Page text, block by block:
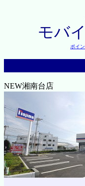
モバ
ポイ
NEW湘南台店